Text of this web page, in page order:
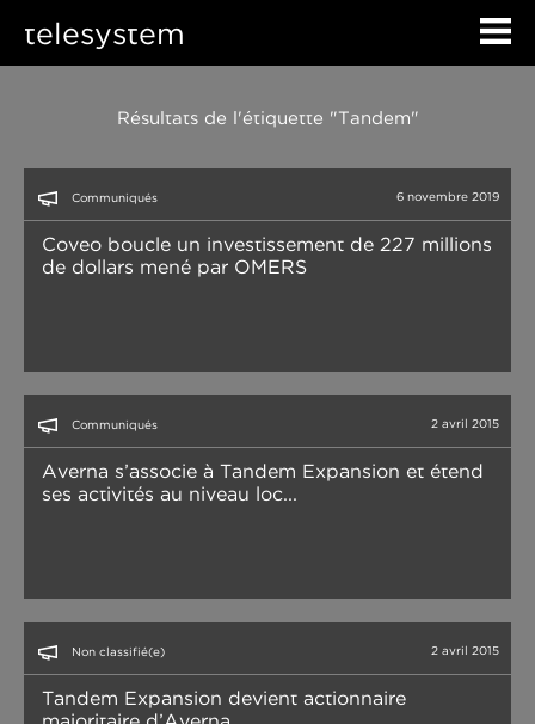
telesystem
Résultats de l'étiquette "Tandem"
Communiqués 6 novembre 2019
Coveo boucle un investissement de 227 millions
de dollars mené par OMERS
Communiqués 2 avril 2015
Averna s’associe à Tandem Expansion et étend
ses activités au niveau loc...
Non classifié(e) 2 avril 2015
Tandem Expansion devient actionnaire